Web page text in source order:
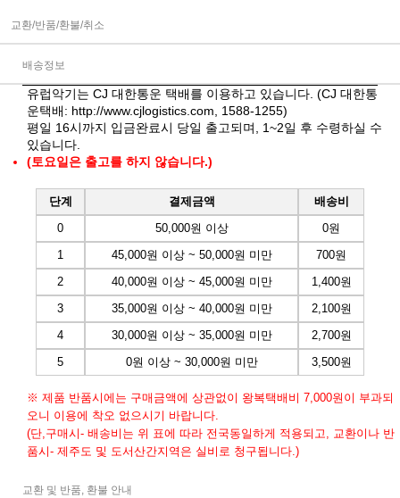
교환/반품/환불/취소
배송정보
유럽악기는 CJ 대한통운 택배를 이용하고 있습니다. (CJ 대한통
운택배: http://www.cjlogistics.com, 1588-1255)
평일 16시까지 입금완료시 당일 출고되며, 1~2일 후 수령하실 수
있습니다.
(토요일은 출고를 하지 않습니다.)
단계 결제금액
배송비
0
50,000원 이상
0원
1
45,000원 이상 ~ 50,000원 미만
700원
2
40,000원 이상 ~ 45,000원 미만
1,400원
3
35,000원 이상 ~ 40,000원 미만
2,100원
4
30,000원 이상 ~ 35,000원 미만
2,700원
5
0원 이상 ~ 30,000원 미만 3,500원
※ 제품 반품시에는 구매금액에 상관없이 왕복택배비 7,000원이 부과되
오니 이용에 착오 없으시기 바랍니다.
(단,구매시- 배송비는 위 표에 따라 전국동일하게 적용되고, 교환이나 반
품시- 제주도 및 도서산간지역은 실비로 청구됩니다.)
교환 및 반품, 환불 안내